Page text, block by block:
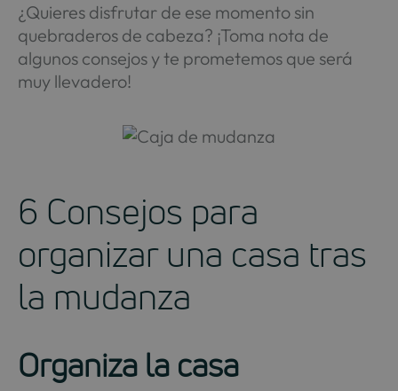
¿Quieres disfrutar de ese momento sin
quebraderos de cabeza? ¡Toma nota de
algunos consejos y te prometemos que será
muy llevadero!
6 Consejos para
organizar una casa tras
la mudanza
Organiza la casa